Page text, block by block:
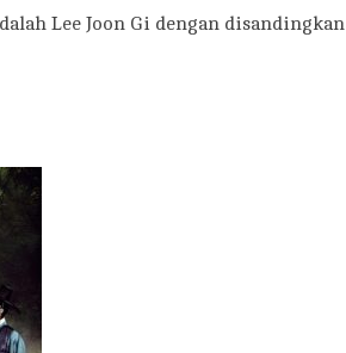
Lee Joon Gi dengan disandingkan